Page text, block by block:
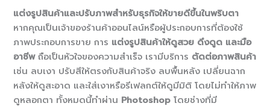
แต่งรูปสินค้าและปรับภาพสำหรับธุรกิจให้ขายดีขึ้นในพริบตา
หากคุณเป็นเจ้าของร้านค้าออนไลน์หรือผู้ประกอบการที่ต้องใช้
ภาพประกอบการขาย การ แต่งรูปสินค้าให้ดูสวย ดึงดูด และมือ
อาชีพถือเป็นหัวใจของความสำเร็จ เรามีบริการ ตัดต่อภาพสินค้า
เช่น ลบเงา ปรับสีให้ตรงกับสินค้าจริง ลบพื้นหลัง เปลี่ยนฉาก
หลังให้ดูสะอาด และใส่เงาหรือรีเฟลกต์ให้ดูมีมิติ โดยไม่ทำให้ภาพ
ดูหลอกตา ทั้งหมดนี้ทำผ่าน Photoshop โดยช่างที่มี